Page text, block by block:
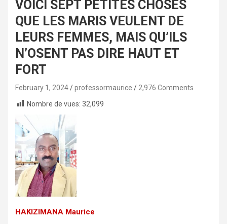
VOICI SEPT PETITES CHOSES
QUE LES MARIS VEULENT DE
LEURS FEMMES, MAIS QU’ILS
N’OSENT PAS DIRE HAUT ET
FORT
February 1, 2024 professormaurice
2,976 Comments
Nombre de vues: 32,099
HAKIZIMANA Maurice